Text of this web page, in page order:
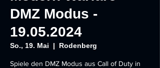
DMZ Modus -
19.05.2024
So., 19. Mai
  |
Rodenberg
Spiele den DMZ Modus aus Call of Duty in